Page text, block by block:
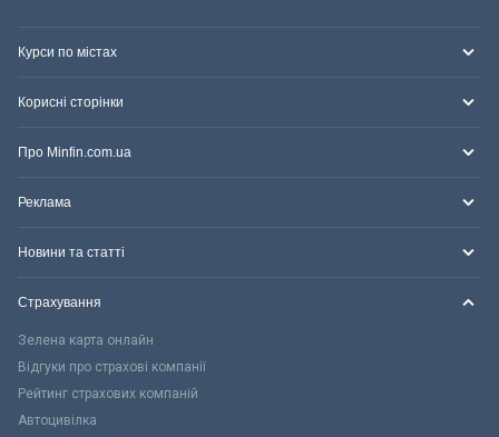
Курси по містах
Корисні сторінки
Про Minfin.com.ua
Реклама
Новини та статті
Страхування
Зелена карта онлайн
Відгуки про страхові компанії
Рейтинг страхових компаній
Автоцивілка